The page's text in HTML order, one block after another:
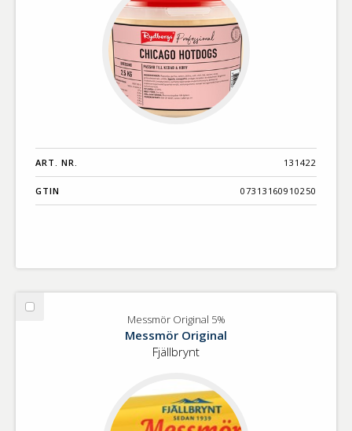
ART. NR. 131422
GTIN 07313160910250
Välj
Messmör Original 5%
Messmör Original
Fjällbrynt